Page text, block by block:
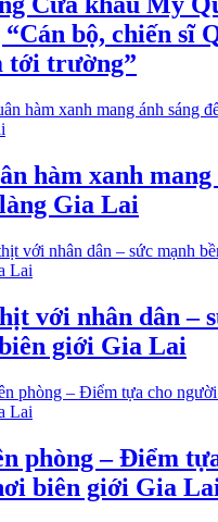
bộ, chiến sĩ
tới trường”
hàm xanh mang
Gia Lai
với nhân dân –
giới Gia Lai
phòng – Điểm
biên giới Gia